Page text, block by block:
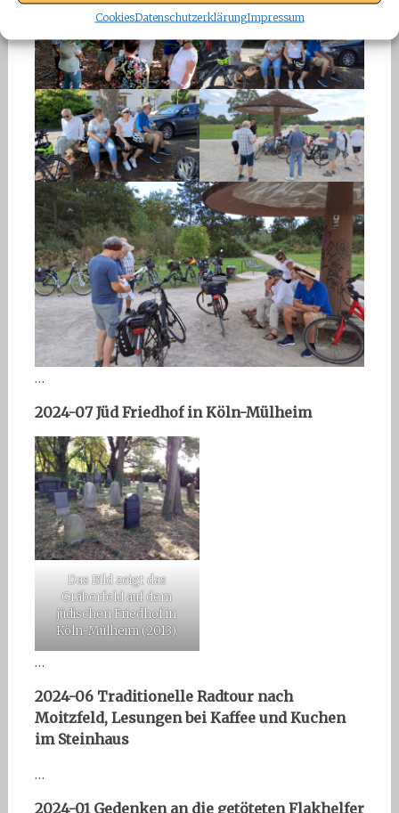
CookiesDatenschutzerklärungImpressum
…
2024-07 Jüd Friedhof in Köln-Mülheim
Das Bild zeigt das
Gräberfeld auf dem
jüdischen Friedhof in
Köln-Mülheim (2013).
…
2024-06 Traditionelle Radtour nach
Moitzfeld, Lesungen bei Kaffee und Kuchen
im Steinhaus
…
2024-01 Gedenken an die getöteten Flakhelfer